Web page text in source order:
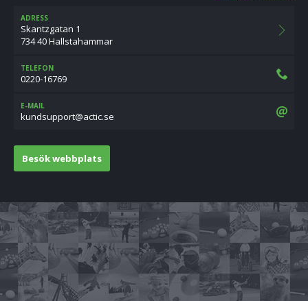
ADRESS
Skantzgatan 1
734 40 Hallstahammar
TELEFON
0220-16769
E-MAIL
es.citca@troppusdnuk
Besök webbplats